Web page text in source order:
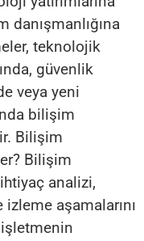
teknolojik
güvenlik
veya yeni
bilişim
Bilişim
Bilişim
analizi,
aşamalarını
işletmenin